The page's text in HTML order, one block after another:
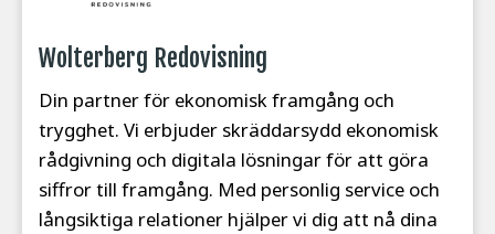
Wolterberg Redovisning
Din partner för ekonomisk framgång och
trygghet. Vi erbjuder skräddarsydd ekonomisk
rådgivning och digitala lösningar för att göra
siffror till framgång. Med personlig service och
långsiktiga relationer hjälper vi dig att nå dina